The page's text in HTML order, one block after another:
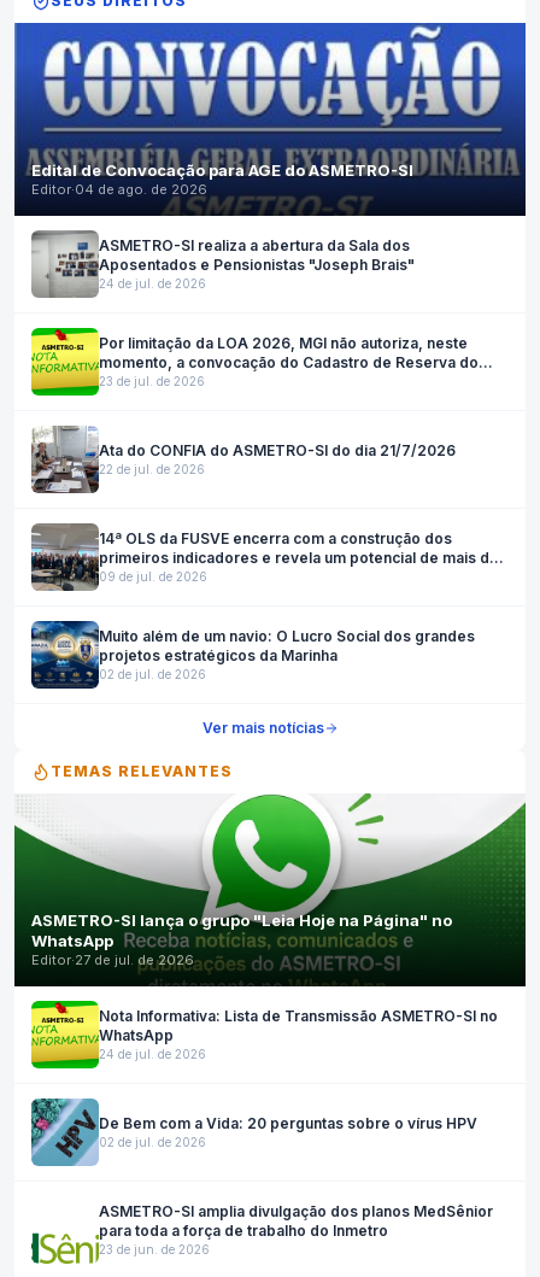
Edital de Convocação para AGE do ASMETRO-SI
Editor·04 de ago. de 2026
ASMETRO-SI realiza a abertura da Sala dos
Aposentados e Pensionistas "Joseph Brais"
24 de jul. de 2026
Por limitação da LOA 2026, MGI não autoriza, neste
momento, a convocação do Cadastro de Reserva do
Inmetro; Autarquia solicitará a prorrogação do concurso
23 de jul. de 2026
Ata do CONFIA do ASMETRO-SI do dia 21/7/2026
22 de jul. de 2026
14ª OLS da FUSVE encerra com a construção dos
primeiros indicadores e revela um potencial de mais de
R$ 842 milhões em Lucro Social
09 de jul. de 2026
Muito além de um navio: O Lucro Social dos grandes
projetos estratégicos da Marinha
02 de jul. de 2026
Ver mais notícias
TEMAS RELEVANTES
ASMETRO-SI lança o grupo "Leia Hoje na Página" no
WhatsApp
Editor·27 de jul. de 2026
Nota Informativa: Lista de Transmissão ASMETRO-SI no
WhatsApp
24 de jul. de 2026
De Bem com a Vida: 20 perguntas sobre o vírus HPV
02 de jul. de 2026
ASMETRO-SI amplia divulgação dos planos MedSênior
para toda a força de trabalho do Inmetro
23 de jun. de 2026